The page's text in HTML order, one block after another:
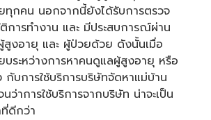
ทุกคน นอกจากนี้ยังได้รับการตรวจ
การทำงาน และ มีประสบการณ์ผ่าน
สูงอายุ และ ผู้ป่วยด้วย ดังนั้นเมื่อ
บระหว่างการหาคนดูแลผู้สูงอายุ หรือ
กับการใช้บริการบริษัทจัดหาแม่บ้าน
ว่าการใช้บริการจากบริษัท น่าจะเป็น
ดีกว่า